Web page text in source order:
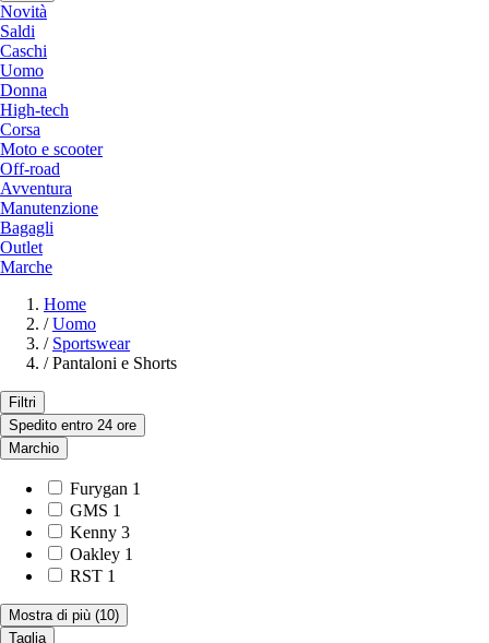
Novità
Saldi
Caschi
Uomo
Donna
High-tech
Corsa
Moto e scooter
Off-road
Avventura
Manutenzione
Bagagli
Outlet
Marche
Home
/ Uomo
/ Sportswear
/ Pantaloni e Shorts
Filtri
Spedito entro 24 ore
Marchio
Furygan 1
GMS 1
Kenny 3
Oakley 1
RST 1
Mostra di più (10)
Taglia